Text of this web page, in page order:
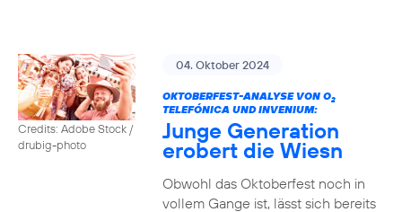
Credits: Adobe Stock /
drubig-photo
04. Oktober 2024
OKTOBERFEST-ANALYSE VON O2
TELEFÓNICA UND INVENIUM:
Junge Generation
erobert die Wiesn
Obwohl das Oktoberfest noch in
vollem Gange ist, lässt sich bereits